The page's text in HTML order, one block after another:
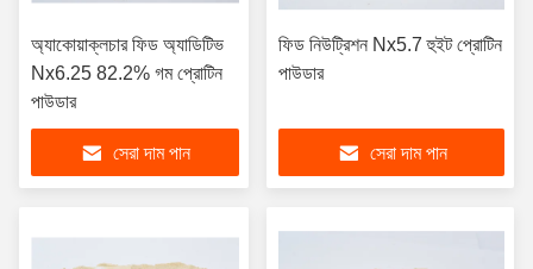
অ্যাকোয়াক্লচার ফিড অ্যাডিটিভ
Nx6.25 82.2% গম প্রোটিন
পাউডার
সেরা দাম পান
ফিড নিউট্রিশন Nx5.7 হুইট প্রোটিন
পাউডার
সেরা দাম পান